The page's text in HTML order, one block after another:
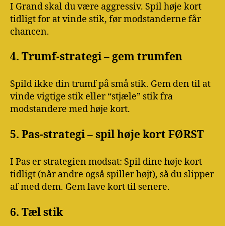
I Grand skal du være aggressiv. Spil høje kort
tidligt for at vinde stik, før modstanderne får
chancen.
4. Trumf-strategi – gem trumfen
Spild ikke din trumf på små stik. Gem den til at
vinde vigtige stik eller “stjæle” stik fra
modstandere med høje kort.
5. Pas-strategi – spil høje kort FØRST
I Pas er strategien modsat: Spil dine høje kort
tidligt (når andre også spiller højt), så du slipper
af med dem. Gem lave kort til senere.
6. Tæl stik